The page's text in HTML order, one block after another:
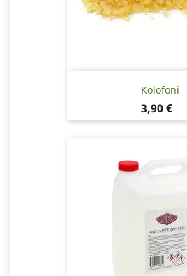
Kolofoni
Hinta
3,90 €